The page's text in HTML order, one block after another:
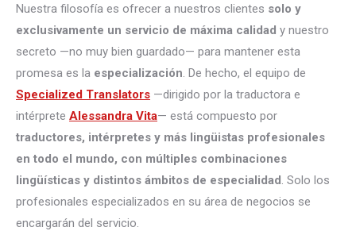
Nuestra filosofía es ofrecer a nuestros clientes solo y
exclusivamente un servicio de máxima calidad y nuestro
secreto —no muy bien guardado— para mantener esta
promesa es la especialización. De hecho, el equipo de
Specialized Translators —dirigido por la traductora e
intérprete Alessandra Vita— está compuesto por
traductores, intérpretes y más lingüistas profesionales
en todo el mundo, con múltiples combinaciones
lingüísticas y distintos ámbitos de especialidad. Solo los
profesionales especializados en su área de negocios se
encargarán del servicio.